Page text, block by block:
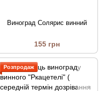
Виноград Солярис винний
155 грн
Розпродаж